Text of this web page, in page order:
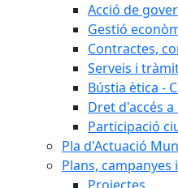
Acció de
Gestió
Contractes,
Serveis i
Bústia ètica -
Dret d'accés
Participació
Pla d'Actuació
Plans,